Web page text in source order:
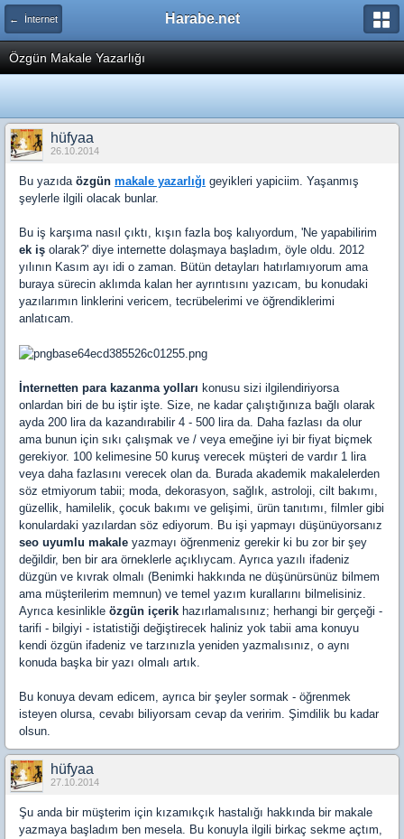
← İnternet Harabe.net
Özgün Makale Yazarlığı
hüfyaa
26.10.2014
Bu yazıda özgün makale yazarlığı geyikleri yapiciim. Yaşanmış
şeylerle ilgili olacak bunlar.
Bu iş karşıma nasıl çıktı, kışın fazla boş kalıyordum, 'Ne yapabilirim
ek iş olarak?' diye internette dolaşmaya başladım, öyle oldu. 2012
yılının Kasım ayı idi o zaman. Bütün detayları hatırlamıyorum ama
buraya sürecin aklımda kalan her ayrıntısını yazıcam, bu konudaki
yazılarımın linklerini vericem, tecrübelerimi ve öğrendiklerimi
anlatıcam.
İnternetten para kazanma yolları konusu sizi ilgilendiriyorsa
onlardan biri de bu iştir işte. Size, ne kadar çalıştığınıza bağlı olarak
ayda 200 lira da kazandırabilir 4 - 500 lira da. Daha fazlası da olur
ama bunun için sıkı çalışmak ve / veya emeğine iyi bir fiyat biçmek
gerekiyor. 100 kelimesine 50 kuruş verecek müşteri de vardır 1 lira
veya daha fazlasını verecek olan da. Burada akademik makalelerden
söz etmiyorum tabii; moda, dekorasyon, sağlık, astroloji, cilt bakımı,
güzellik, hamilelik, çocuk bakımı ve gelişimi, ürün tanıtımı, filmler gibi
konulardaki yazılardan söz ediyorum. Bu işi yapmayı düşünüyorsanız
seo uyumlu makale yazmayı öğrenmeniz gerekir ki bu zor bir şey
değildir, ben bir ara örneklerle açıklıycam. Ayrıca yazılı ifadeniz
düzgün ve kıvrak olmalı (Benimki hakkında ne düşünürsünüz bilmem
ama müşterilerim memnun) ve temel yazım kurallarını bilmelisiniz.
Ayrıca kesinlikle özgün içerik hazırlamalısınız; herhangi bir gerçeği -
tarifi - bilgiyi - istatistiği değiştirecek haliniz yok tabii ama konuyu
kendi özgün ifadeniz ve tarzınızla yeniden yazmalısınız, o aynı
konuda başka bir yazı olmalı artık.
Bu konuya devam edicem, ayrıca bir şeyler sormak - öğrenmek
isteyen olursa, cevabı biliyorsam cevap da veririm. Şimdilik bu kadar
olsun.
hüfyaa
27.10.2014
Şu anda bir müşterim için kızamıkçık hastalığı hakkında bir makale
yazmaya başladım ben mesela. Bu konuyla ilgili birkaç sekme açtım,